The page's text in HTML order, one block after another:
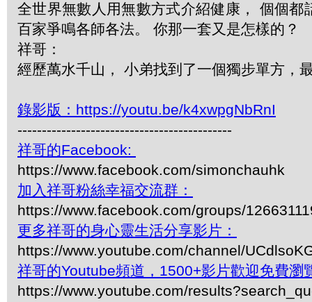
全世界無數人用無數方式介紹健康， 個個
百家爭鳴各師各法。 你那一套又是怎樣的？
祥哥：
經歷萬水千山， 小弟找到了一個獨步單方，
錄影版：https://youtu.be/k4xwpgNbRnI
--------------------------------------------
祥哥的Facebook:
https://www.facebook.com/simonchauhk
加入祥哥粉絲幸福交流群：
https://www.facebook.com/groups/
更多祥哥的身心靈生活分享影片：
https://www.youtube.com/channel/
祥哥的Youtube頻道，1500+影片歡迎免費瀏
https://www.youtube.com/